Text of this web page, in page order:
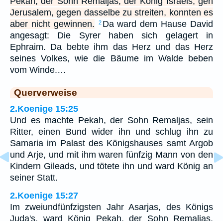
Jerusalem, gegen dasselbe zu streiten, konnten es
aber nicht gewinnen.
2 Da ward dem Hause David
angesagt: Die Syrer haben sich gelagert in
Ephraim. Da bebte ihm das Herz und das Herz
seines Volkes, wie die Bäume im Walde beben
vom Winde.…
Querverweise
2.Koenige 15:25
Und es machte Pekah, der Sohn Remaljas, sein
Ritter, einen Bund wider ihn und schlug ihn zu
Samaria im Palast des Königshauses samt Argob
und Arje, und mit ihm waren fünfzig Mann von den
Kindern Gileads, und tötete ihn und ward König an
seiner Statt.
2.Koenige 15:27
Im zweiundfünfzigsten Jahr Asarjas, des Königs
Juda's, ward König Pekah, der Sohn Remaljas,